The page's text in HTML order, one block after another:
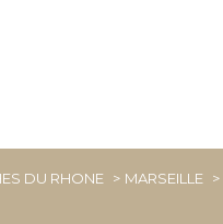
DU RHONE MARSEILLE